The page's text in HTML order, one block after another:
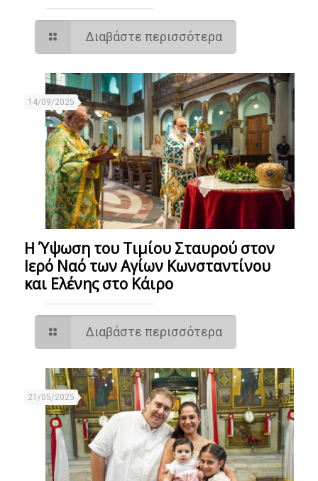
Διαβάστε περισσότερα
14/09/2025
Η Ύψωση του Τιμίου Σταυρού στον
Ιερό Ναό των Αγίων Κωνσταντίνου
και Ελένης στο Κάιρο
Διαβάστε περισσότερα
21/05/2025